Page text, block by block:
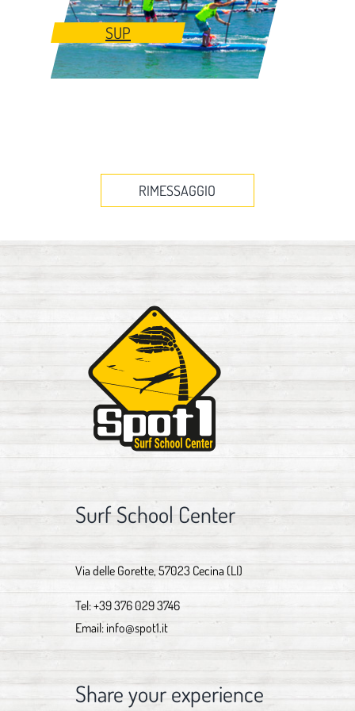
SUP
RIMESSAGGIO
Surf School Center
Via delle Gorette, 57023 Cecina (LI)
Tel:+39 376 029 3746
Email: info@spot1.it
Share your experience